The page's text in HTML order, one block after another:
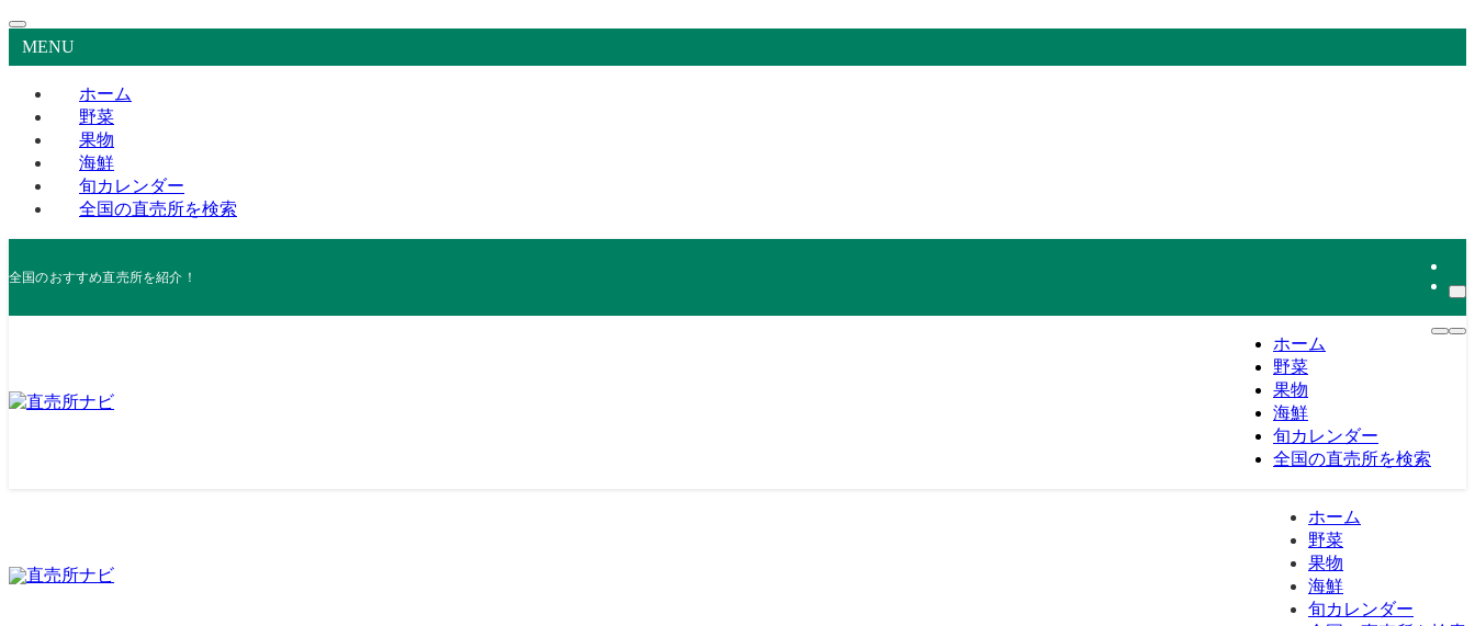
MENU
ホーム
野菜
果物
海鮮
旬カレンダー
全国の直売所を検索
全国のおすすめ直売所を紹介！
ホーム
野菜
果物
海鮮
旬カレンダー
全国の直売所を検索
ホーム
野菜
果物
海鮮
旬カレンダー